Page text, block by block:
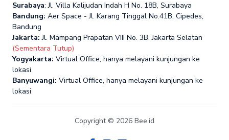
Surabaya: Jl. Villa Kalijudan Indah H No. 18B, Surabaya
Bandung: Aer Space - Jl. Karang Tinggal No.41B, Cipedes,
Bandung
Jakarta: Jl. Mampang Prapatan VIII No. 3B, Jakarta Selatan
(Sementara Tutup)
Yogyakarta: Virtual Office, hanya melayani kunjungan ke
lokasi
Banyuwangi: Virtual Office, hanya melayani kunjungan ke
lokasi
Copyright © 2026 Bee.id